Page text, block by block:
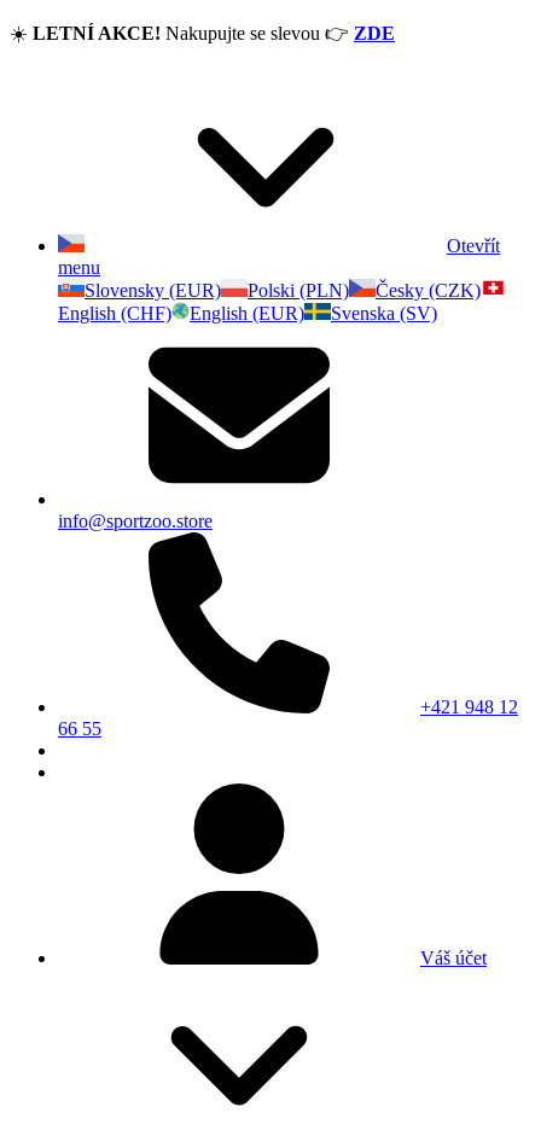
☀️ LETNÍ AKCE! Nakupujte se slevou 👉 ZDE
Otevřít
menu
Slovensky (EUR)
Polski (PLN)
Česky (CZK)
English (CHF)
English (EUR) Svenska (SV)
info@sportzoo.store
+421 948 12
66 55
Váš účet